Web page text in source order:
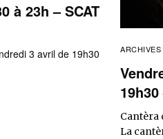
à 23h – SCAT
3 avril de 19h30
Cantèra
La